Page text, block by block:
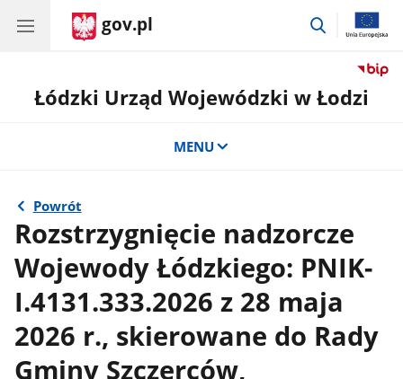
gov.pl
przejdź
Łódzki Urząd Wojewódzki w Łodzi
MENU
Powrót
Rozstrzygnięcie nadzorcze
Wojewody Łódzkiego: PNIK-
I.4131.333.2026 z 28 maja
2026 r., skierowane do Rady
Gminy Szczerców,